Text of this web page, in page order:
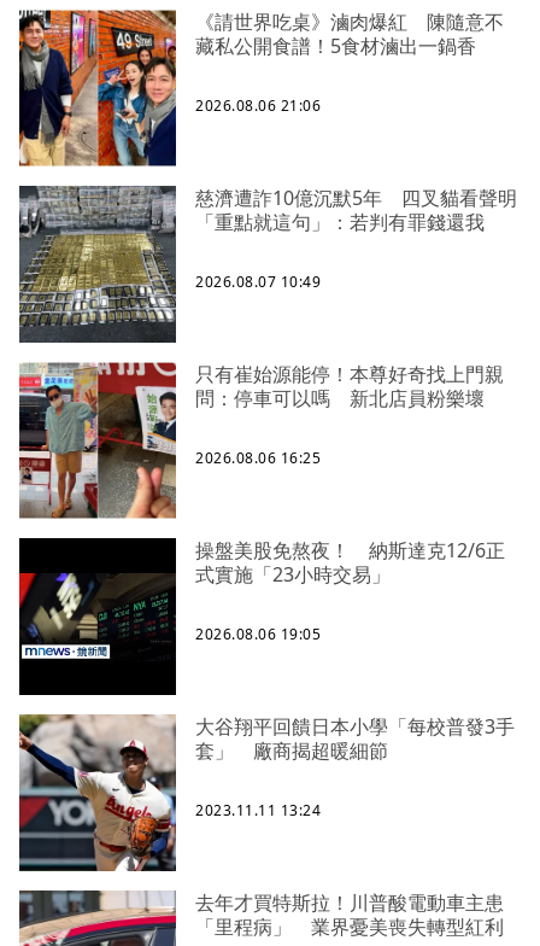
《請世界吃桌》滷肉爆紅 陳隨意不
藏私公開食譜！5食材滷出一鍋香
2026.08.06 21:06
慈濟遭詐10億沉默5年 四叉貓看聲明
「重點就這句」：若判有罪錢還我
2026.08.07 10:49
只有崔始源能停！本尊好奇找上門親
問：停車可以嗎 新北店員粉樂壞
2026.08.06 16:25
操盤美股免熬夜！ 納斯達克12/6正
式實施「23小時交易」
2026.08.06 19:05
大谷翔平回饋日本小學「每校普發3手
套」 廠商揭超暖細節
2023.11.11 13:24
去年才買特斯拉！川普酸電動車主患
「里程病」 業界憂美喪失轉型紅利